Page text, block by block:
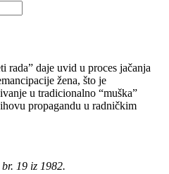
daje uvid u proces jačanja
žena, što je
u tradicionalno “muška”
propagandu u radničkim
19 iz 1982.